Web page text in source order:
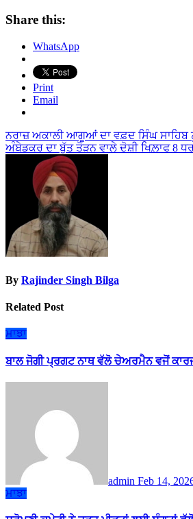
Share this:
WhatsApp
Print
Email
Post
navigation
ਨਰਾਜ਼ ਅਕਾਲੀ ਆਗੂਆਂ ਦਾ ਵਫ਼ਦ ਸਿੰਘ ਸਾਹਿਬ
ਅੰਬੇਡਕਰ ਦਾ ਬੁੱਤ ਤੋੜਨ ਵਾਲੇ ਦੋਸ਼ੀ ਖਿਲ਼ਾਫ 8
By Rajinder Singh Bilga
Related Post
ਮਾਝਾ
ਬਾਲ ਜੋਗੀ ਪ੍ਰਗਟ ਨਾਥ ਵੱਲੋ ਚੇਅਰਮੈਨ ਵਜੋਂ
admin Feb 14,
ਮਾਝਾ